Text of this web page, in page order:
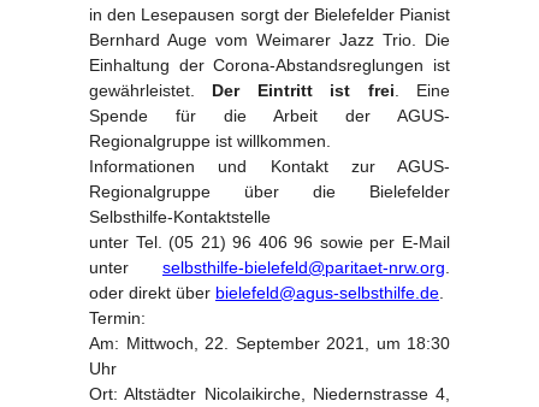
in den Lesepausen sorgt der Bielefelder Pianist
Bernhard Auge vom Weimarer Jazz Trio. Die
Einhaltung der Corona-Abstandsreglungen ist
gewährleistet. Der Eintritt ist frei . Eine
Spende für die Arbeit der AGUS-
Regionalgruppe ist willkommen.
Informationen und Kontakt zur AGUS-
Regionalgruppe über die Bielefelder
Selbsthilfe-Kontaktstelle
unter Tel. (05 21) 96 406 96 sowie per E-Mail
unter selbsthilfe-bielefeld@paritaet-nrw.org
oder direkt über bielefeld@agus-selbsthilfe.de
Termin:
Am: Mittwoch, 22. September 2021, um 18:30
Uhr
Ort: Altstädter Nicolaikirche, Niedernstrasse 4,